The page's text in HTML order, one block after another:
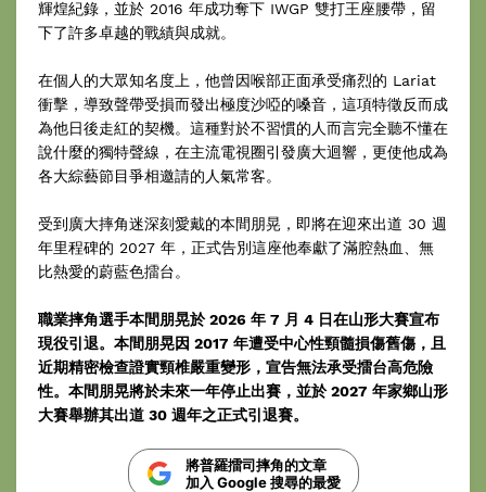
輝煌紀錄，並於 2016 年成功奪下 IWGP 雙打王座腰帶，留
下了許多卓越的戰績與成就。
在個人的大眾知名度上，他曾因喉部正面承受痛烈的 Lariat
衝擊，導致聲帶受損而發出極度沙啞的嗓音，這項特徵反而成
為他日後走紅的契機。這種對於不習慣的人而言完全聽不懂在
說什麼的獨特聲線，在主流電視圈引發廣大迴響，更使他成為
各大綜藝節目爭相邀請的人氣常客。
受到廣大摔角迷深刻愛戴的本間朋晃，即將在迎來出道 30 週
年里程碑的 2027 年，正式告別這座他奉獻了滿腔熱血、無
比熱愛的蔚藍色擂台。
職業摔角選手本間朋晃於 2026 年 7 月 4 日在山形大賽宣布
現役引退。本間朋晃因 2017 年遭受中心性頸髓損傷舊傷，且
近期精密檢查證實頸椎嚴重變形，宣告無法承受擂台高危險
性。本間朋晃將於未來一年停止出賽，並於 2027 年家鄉山形
大賽舉辦其出道 30 週年之正式引退賽。
將普羅擂司摔角的文章
加入 Google 搜尋的最愛